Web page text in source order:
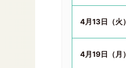
4月13日（火）
4月19日（月）